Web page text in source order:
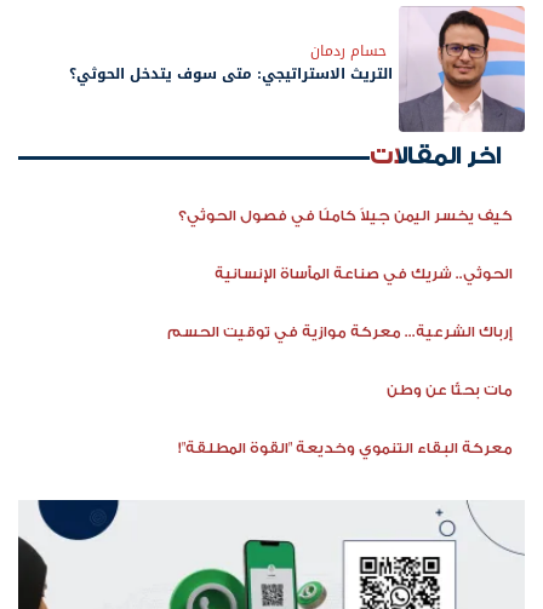
حسام ردمان
التريث الاستراتيجي: متى سوف يتدخل الحوثي؟
اخر المقالات
كيف يخسر اليمن جيلاً كاملًا في فصول الحوثي؟
الحوثي.. شريك في صناعة المأساة الإنسانية
إرباك الشرعية... معركة موازية في توقيت الحسم
مات بحثًا عن وطن
معركة البقاء التنموي وخديعة "القوة المطلقة"!